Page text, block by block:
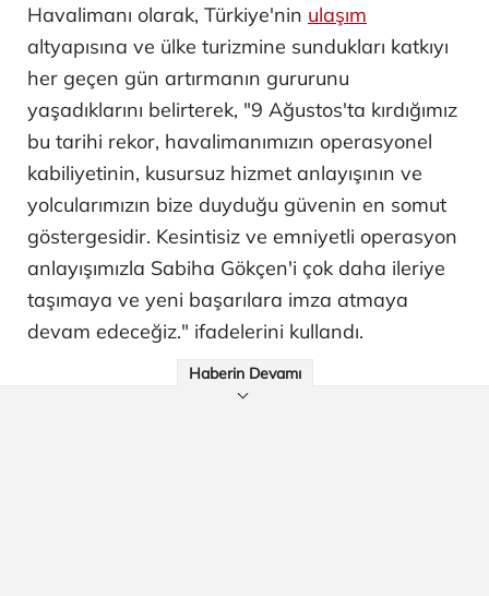
Havalimanı olarak, Türkiye'nin ulaşım
altyapısına ve ülke turizmine sundukları katkıyı
her geçen gün artırmanın gururunu
yaşadıklarını belirterek, "9 Ağustos'ta kırdığımız
bu tarihi rekor, havalimanımızın operasyonel
kabiliyetinin, kusursuz hizmet anlayışının ve
yolcularımızın bize duyduğu güvenin en somut
göstergesidir. Kesintisiz ve emniyetli operasyon
anlayışımızla Sabiha Gökçen'i çok daha ileriye
taşımaya ve yeni başarılara imza atmaya
devam edeceğiz." ifadelerini kullandı.
Haberin Devamı